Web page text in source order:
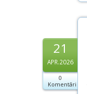
21
APR.2026
0
Komentāri